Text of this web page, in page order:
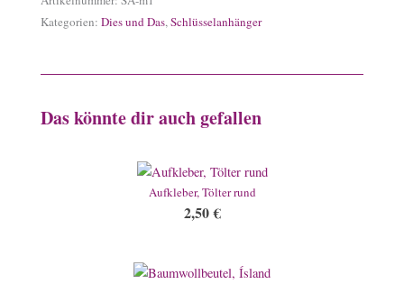
Kategorien: Dies und Das,Schlüsselanhänger
Das könnte dir auch gefallen
Aufkleber, Tölter rund
2,50€